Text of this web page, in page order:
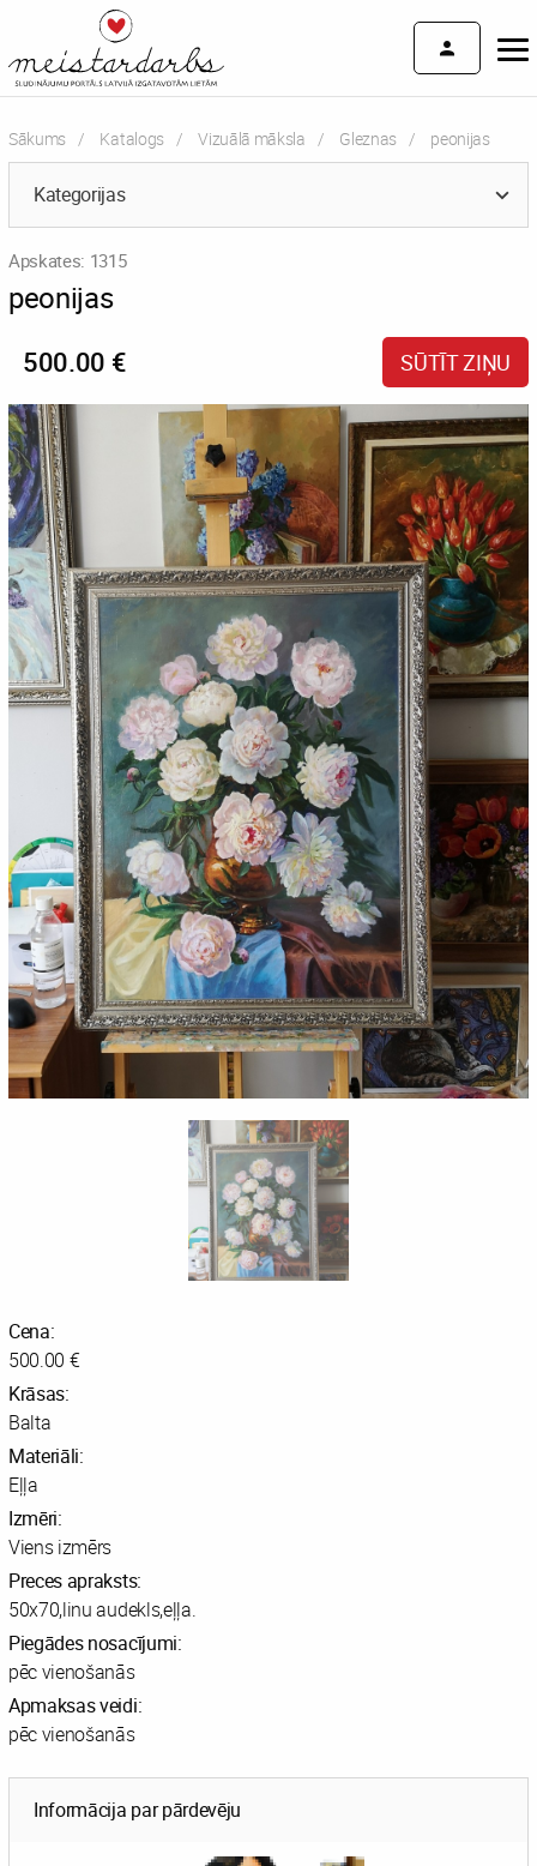
Sākums Katalogs Vizuālā māksla Gleznas Current:
peonijas
Kategorijas
Apskates: 1315
peonijas
500.00 € SŪTĪT ZIŅU
Cena:
500.00 €
Krāsas:
Balta
Materiāli:
Eļļa
Izmēri:
Viens izmērs
Preces apraksts:
50x70,linu audekls,eļļa.
Piegādes nosacījumi:
pēc vienošanās
Apmaksas veidi:
pēc vienošanās
Informācija par pārdevēju